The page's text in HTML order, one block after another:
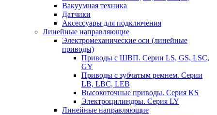
Вакуумная техника
Датчики
Аксессуары для подключения
Линейные направляющие
Электромеханические оси (линейные
приводы)
Приводы с ШВП. Серии LS, GS, LSC,
GY
Приводы с зубчатым ремнем. Серии
LB, LBC, LEB
Высокоточные приводы. Серия KS
Электроцилиндры. Серия LY
Линейные направляющие